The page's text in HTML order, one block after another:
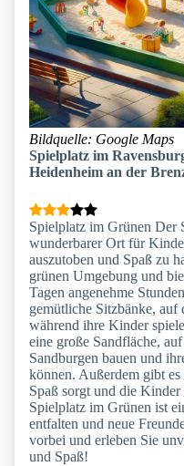
Bildquelle: Google Maps
Spielplatz im
Heidenheim an der
Spielplatz im Grünen Der
wunderbarer Ort für
auszutoben und Spaß zu
grünen Umgebung und
Tagen angenehme
gemütliche Sitzbänke, auf
während ihre Kinder
eine große Sandfläche,
Sandburgen bauen und
können. Außerdem gibt
Spaß sorgt und die
Spielplatz im Grünen ist
entfalten und neue
vorbei und erleben Sie
und Spaß!